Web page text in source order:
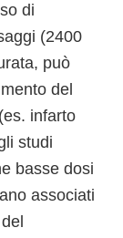
di
(2400
può
del
infarto
studi
basse dosi
associati